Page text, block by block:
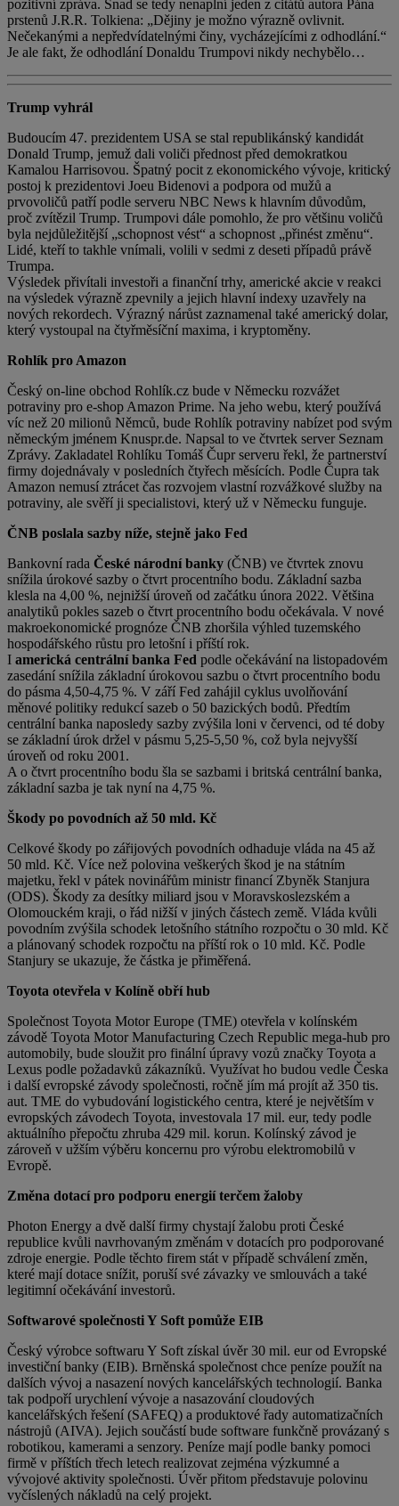
pozitivní zpráva. Snad se tedy nenaplní jeden z citátů autora Pána
prstenů J.R.R. Tolkiena: „Dějiny je možno výrazně ovlivnit.
Nečekanými a nepředvídatelnými činy, vycházejícími z odhodlání.“
Je ale fakt, že odhodlání Donaldu Trumpovi nikdy nechybělo…
Trump vyhrál
Budoucím 47. prezidentem USA se stal republikánský kandidát
Donald Trump, jemuž dali voliči přednost před demokratkou
Kamalou Harrisovou. Špatný pocit z ekonomického vývoje, kritický
postoj k prezidentovi Joeu Bidenovi a podpora od mužů a
prvovoličů patří podle serveru NBC News k hlavním důvodům,
proč zvítězil Trump. Trumpovi dále pomohlo, že pro většinu voličů
byla nejdůležitější „schopnost vést“ a schopnost „přinést změnu“.
Lidé, kteří to takhle vnímali, volili v sedmi z deseti případů právě
Trumpa.
Výsledek přivítali investoři a finanční trhy, americké akcie v reakci
na výsledek výrazně zpevnily a jejich hlavní indexy uzavřely na
nových rekordech. Výrazný nárůst zaznamenal také americký dolar,
který vystoupal na čtyřměsíční maxima, i kryptoměny.
Rohlík pro Amazon
Český on-line obchod Rohlík.cz bude v Německu rozvážet
potraviny pro e-shop Amazon Prime. Na jeho webu, který používá
víc než 20 milionů Němců, bude Rohlík potraviny nabízet pod svým
německým jménem Knuspr.de. Napsal to ve čtvrtek server Seznam
Zprávy. Zakladatel Rohlíku Tomáš Čupr serveru řekl, že partnerství
firmy dojednávaly v posledních čtyřech měsících. Podle Čupra tak
Amazon nemusí ztrácet čas rozvojem vlastní rozvážkové služby na
potraviny, ale svěří ji specialistovi, který už v Německu funguje.
ČNB poslala sazby níže, stejně jako Fed
Bankovní rada České národní banky (ČNB) ve čtvrtek znovu
snížila úrokové sazby o čtvrt procentního bodu. Základní sazba
klesla na 4,00 %, nejnižší úroveň od začátku února 2022. Většina
analytiků pokles sazeb o čtvrt procentního bodu očekávala. V nové
makroekonomické prognóze ČNB zhoršila výhled tuzemského
hospodářského růstu pro letošní i příští rok.
I americká centrální banka Fed podle očekávání na listopadovém
zasedání snížila základní úrokovou sazbu o čtvrt procentního bodu
do pásma 4,50-4,75 %. V září Fed zahájil cyklus uvolňování
měnové politiky redukcí sazeb o 50 bazických bodů. Předtím
centrální banka naposledy sazby zvýšila loni v červenci, od té doby
se základní úrok držel v pásmu 5,25-5,50 %, což byla nejvyšší
úroveň od roku 2001.
A o čtvrt procentního bodu šla se sazbami i britská centrální banka,
základní sazba je tak nyní na 4,75 %.
Škody po povodních až 50 mld. Kč
Celkové škody po zářijových povodních odhaduje vláda na 45 až
50 mld. Kč. Více než polovina veškerých škod je na státním
majetku, řekl v pátek novinářům ministr financí Zbyněk Stanjura
(ODS). Škody za desítky miliard jsou v Moravskoslezském a
Olomouckém kraji, o řád nižší v jiných částech země. Vláda kvůli
povodním zvýšila schodek letošního státního rozpočtu o 30 mld. Kč
a plánovaný schodek rozpočtu na příští rok o 10 mld. Kč. Podle
Stanjury se ukazuje, že částka je přiměřená.
Toyota otevřela v Kolíně obří hub
Společnost Toyota Motor Europe (TME) otevřela v kolínském
závodě Toyota Motor Manufacturing Czech Republic mega-hub pro
automobily, bude sloužit pro finální úpravy vozů značky Toyota a
Lexus podle požadavků zákazníků. Využívat ho budou vedle Česka
i další evropské závody společnosti, ročně jím má projít až 350 tis.
aut. TME do vybudování logistického centra, které je největším v
evropských závodech Toyota, investovala 17 mil. eur, tedy podle
aktuálního přepočtu zhruba 429 mil. korun. Kolínský závod je
zároveň v užším výběru koncernu pro výrobu elektromobilů v
Evropě.
Změna dotací pro podporu energií terčem žaloby
Photon Energy a dvě další firmy chystají žalobu proti České
republice kvůli navrhovaným změnám v dotacích pro podporované
zdroje energie. Podle těchto firem stát v případě schválení změn,
které mají dotace snížit, poruší své závazky ve smlouvách a také
legitimní očekávání investorů.
Softwarové společnosti Y Soft pomůže EIB
Český výrobce softwaru Y Soft získal úvěr 30 mil. eur od Evropské
investiční banky (EIB). Brněnská společnost chce peníze použít na
dalších vývoj a nasazení nových kancelářských technologií. Banka
tak podpoří urychlení vývoje a nasazování cloudových
kancelářských řešení (SAFEQ) a produktové řady automatizačních
nástrojů (AIVA). Jejich součástí bude software funkčně provázaný s
robotikou, kamerami a senzory. Peníze mají podle banky pomoci
firmě v příštích třech letech realizovat zejména výzkumné a
vývojové aktivity společnosti. Úvěr přitom představuje polovinu
vyčíslených nákladů na celý projekt.